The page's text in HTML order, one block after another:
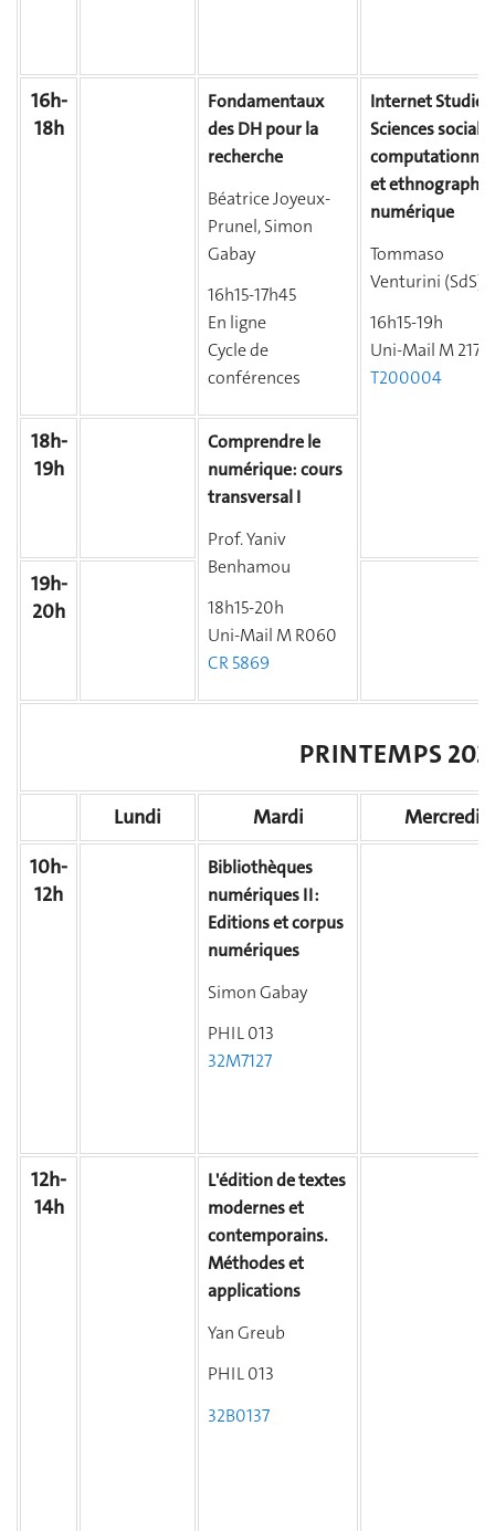
16h-
18h
Fondamentaux
des DH pour la
recherche
Béatrice Joyeux-
Prunel, Simon
Gabay
16h15-17h45
En ligne
Cycle de
conférences
Internet Studies
Sciences
et ethnographie
numérique
Tommaso
Venturini (SdS)
16h15-19h
Uni-Mail M 2170
T200004
18h-
19h
Comprendre le
numérique: cours
transversal I
Prof. Yaniv
Benhamou
18h15-20h
Uni-Mail M R060
CR 5869
19h-
20h
PRINTEMPS
Lundi Mardi
Mercredi
10h-
12h
Bibliothèques
numériques II :
Editions et corpus
numériques
Simon Gabay
PHIL 013
32M7127
12h-
14h
L'édition de textes
modernes et
contemporains.
Méthodes et
applications
Yan Greub
PHIL 013
32B0137